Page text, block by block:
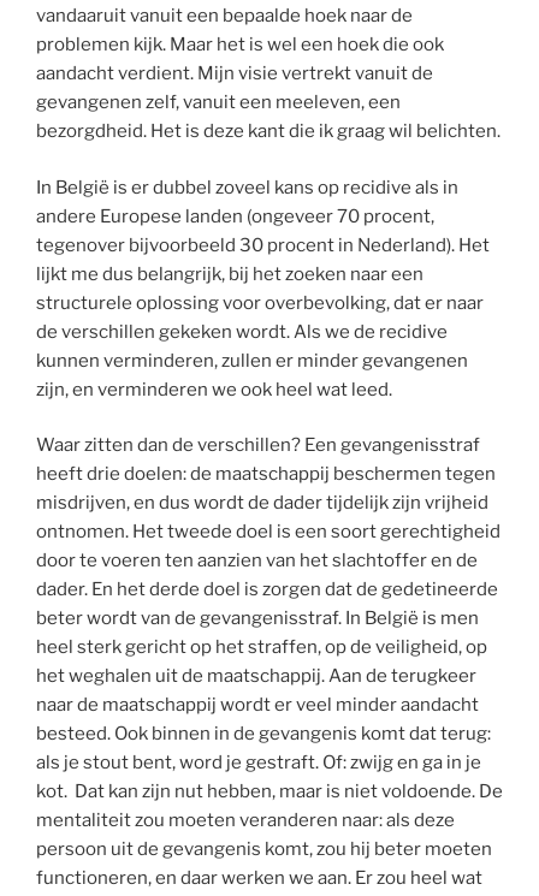
vandaaruit vanuit een bepaalde hoek naar de
problemen kijk. Maar het is wel een hoek die ook
aandacht verdient. Mijn visie vertrekt vanuit de
gevangenen zelf, vanuit een meeleven, een
bezorgdheid. Het is deze kant die ik graag wil belichten.
In België is er dubbel zoveel kans op recidive als in
andere Europese landen (ongeveer 70 procent,
tegenover bijvoorbeeld 30 procent in Nederland). Het
lijkt me dus belangrijk, bij het zoeken naar een
structurele oplossing voor overbevolking, dat er naar
de verschillen gekeken wordt. Als we de recidive
kunnen verminderen, zullen er minder gevangenen
zijn, en verminderen we ook heel wat leed.
Waar zitten dan de verschillen? Een gevangenisstraf
heeft drie doelen: de maatschappij beschermen tegen
misdrijven, en dus wordt de dader tijdelijk zijn vrijheid
ontnomen. Het tweede doel is een soort gerechtigheid
door te voeren ten aanzien van het slachtoffer en de
dader. En het derde doel is zorgen dat de gedetineerde
beter wordt van de gevangenisstraf. In België is men
heel sterk gericht op het straffen, op de veiligheid, op
het weghalen uit de maatschappij. Aan de terugkeer
naar de maatschappij wordt er veel minder aandacht
besteed. Ook binnen in de gevangenis komt dat terug:
als je stout bent, word je gestraft. Of: zwijg en ga in je
kot. Dat kan zijn nut hebben, maar is niet voldoende. De
mentaliteit zou moeten veranderen naar: als deze
persoon uit de gevangenis komt, zou hij beter moeten
functioneren, en daar werken we aan. Er zou heel wat